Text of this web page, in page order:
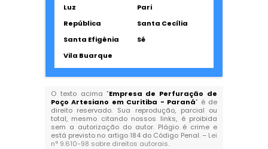
Luz
Pari
República
Santa Cecília
Santa Efigênia
Sé
Vila Buarque
O texto acima "Empresa de Perfuração de
Poço Artesiano em Curitiba - Paraná" é de
direito reservado. Sua reprodução, parcial ou
total, mesmo citando nossos links, é proibida
sem a autorização do autor. Plágio é crime e
está previsto no artigo 184 do Código Penal. – Lei
n° 9.610-98 sobre direitos autorais.